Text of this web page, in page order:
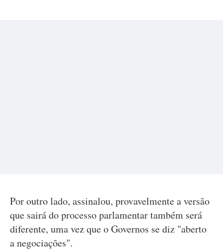
Por outro lado, assinalou, provavelmente a versão
que sairá do processo parlamentar também será
diferente, uma vez que o Governos se diz "aberto
a negociações".